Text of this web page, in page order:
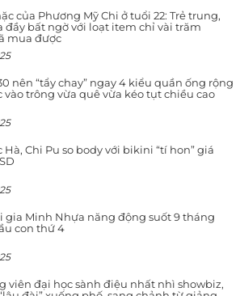
của Phương Mỹ Chi ở tuổi 22: Trẻ trung,
đầy bất ngờ với loạt item chỉ vài trăm
mua được
nên “tẩy chay” ngay 4 kiểu quần ống rộng
vào trông vừa quê vừa kéo tụt chiều cao
Hà, Chi Pu so body với bikini “tí hon” giá
gia Minh Nhựa năng động suốt 9 tháng
con thứ 4
viên đại học sành điệu nhất nhì showbiz,